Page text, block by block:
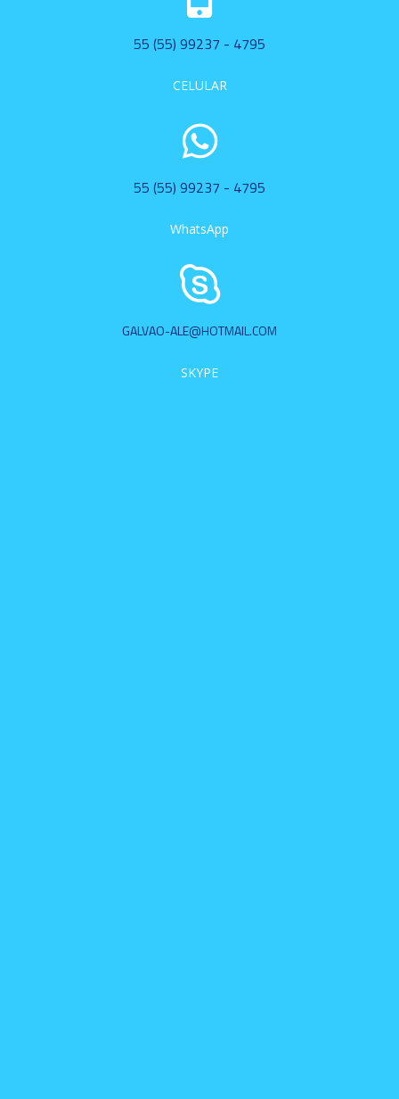
55 (55) 99237 - 4795
CELULAR
55 (55) 99237 - 4795
WhatsApp
GALVAO-ALE@HOTMAIL.COM
SKYPE